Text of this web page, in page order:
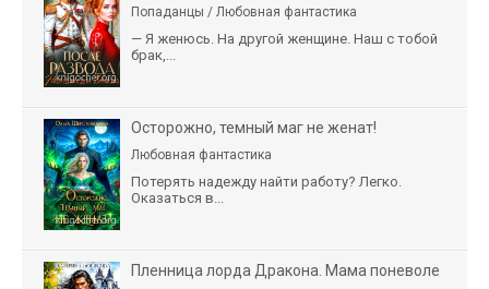
Попаданцы / Любовная фантастика
— Я женюсь. На другой женщине. Наш с тобой
брак,...
Осторожно, темный маг не женат!
Любовная фантастика
Потерять надежду найти работу? Легко.
Оказаться в...
Пленница лорда Дракона. Мама поневоле